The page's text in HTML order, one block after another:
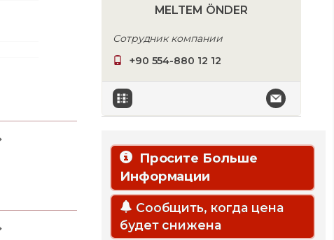
MELTEM ÖNDER
Сотрудник компании
+90 554-880 12 12
Просите Больше
Информации
Сообщить, когда цена
будет снижена